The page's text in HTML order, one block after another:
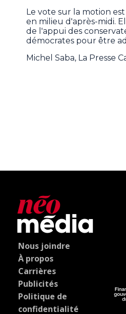
Le vote sur la motion
en milieu d'après-midi.
de l'appui des
démocrates pour être
Michel Saba, La Presse
Nous joindre
À propos
Carrières
Publicités
Politique de
confidentialité